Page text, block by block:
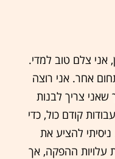
אני צלם טוב למדי.
אחר. אני רוצה
צריך לבנות
קודם כול, כדי
להציע את
עלויות ההפקה, אך